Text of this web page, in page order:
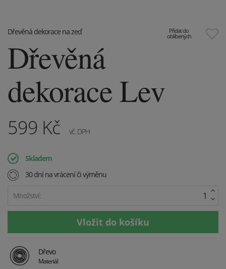
Přidat do
oblíbených
Dřevěná dekorace na zeď
Dřevěná
dekorace Lev
599 Kč vč. DPH
Skladem
30 dní na vrácení či výměnu
Množství:
Dřevo
Materiál